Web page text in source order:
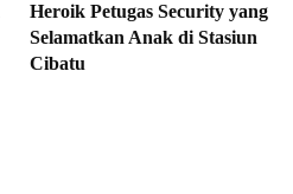
Heroik Petugas Security yang
Selamatkan Anak di Stasiun
Cibatu